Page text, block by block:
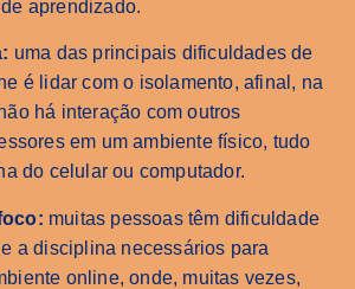
aprendizado.
uma das principais dificuldades de
é lidar com o isolamento, afinal, na
há interação com outros
em um ambiente físico, tudo
do celular ou computador.
muitas pessoas têm dificuldade
a disciplina necessários para
online, onde, muitas vezes,